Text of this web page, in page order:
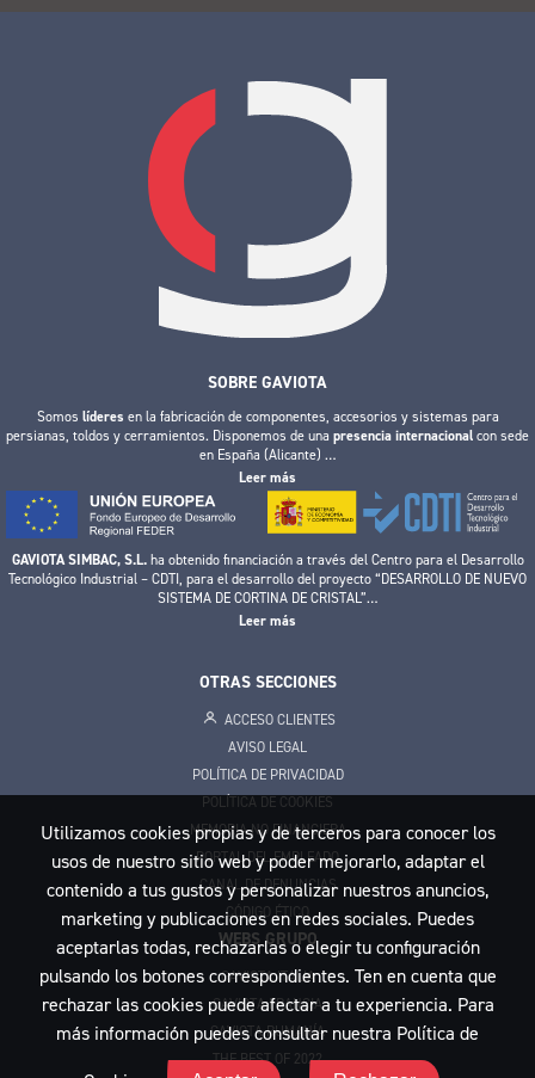
Utilizamos cookies propias y de terceros para conocer los
usos de nuestro sitio web y poder mejorarlo, adaptar el
contenido a tus gustos y personalizar nuestros anuncios,
marketing y publicaciones en redes sociales. Puedes
aceptarlas todas, rechazarlas o elegir tu configuración
pulsando los botones correspondientes. Ten en cuenta que
rechazar las cookies puede afectar a tu experiencia. Para
más información puedes consultar nuestra Política de
SOBRE GAVIOTA
Somos líderes en la fabricación de componentes, accesorios y sistemas para
persianas, toldos y cerramientos. Disponemos de una presencia internacionalcon sede
en España (Alicante) …
Leer más
GAVIOTA SIMBAC, S.L.ha obtenido financiación a través del Centro para el Desarrollo
Tecnológico Industrial – CDTI, para el desarrollo del proyecto “DESARROLLO DE NUEVO
SISTEMA DE CORTINA DE CRISTAL”…
Leer más
OTRAS SECCIONES
ACCESO CLIENTES
AVISO LEGAL
POLÍTICA DE PRIVACIDAD
POLÍTICA DE COOKIES
MEMORIA NO FINANCIERA
PORTAL DEL EMPLEADO
CANAL DE DENUNCIAS
CÓDIGO ÉTICO
WEBS GRUPO
GAVIOTA ITALIA
GAVIOTA FRANCIA
GAVIOTA RUMANÍA
THE BEST OF 2022